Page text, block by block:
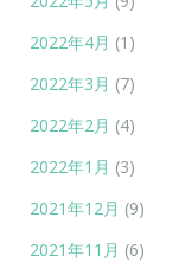
2022年4月 (1)
2022年3月 (7)
2022年2月 (4)
2022年1月 (3)
2021年12月 (9)
2021年11月 (6)